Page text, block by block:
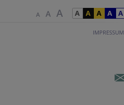
IMPRESSUM